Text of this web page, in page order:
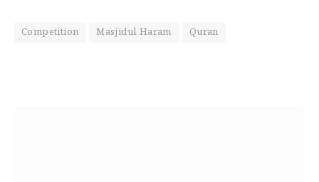
Competition Masjidul Haram Quran